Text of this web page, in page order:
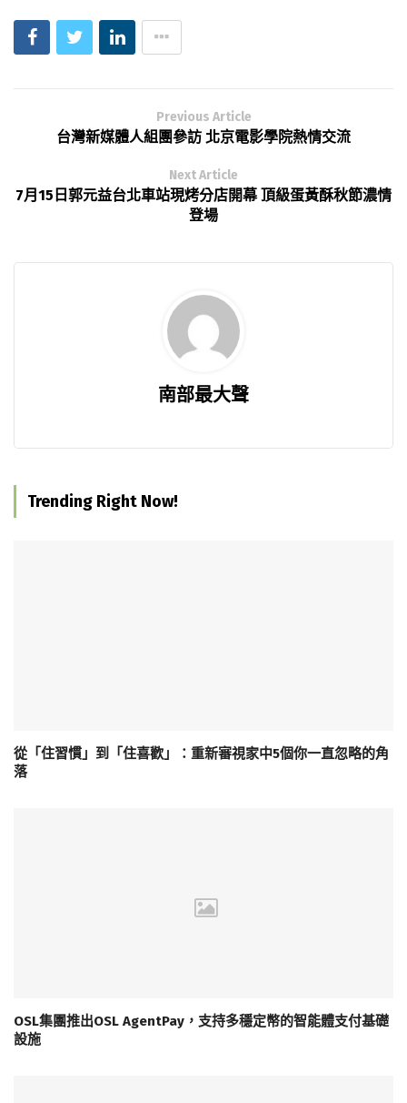
Previous Article
台灣新媒體人組團參訪 北京電影學院熱情交流
Next Article
7月15日郭元益台北車站現烤分店開幕 頂級蛋黃酥秋節濃情
登場
南部最大聲
Trending Right Now!
從「住習慣」到「住喜歡」：重新審視家中5個你一直忽略的角
落
OSL集團推出OSL AgentPay，支持多穩定幣的智能體支付基礎
設施